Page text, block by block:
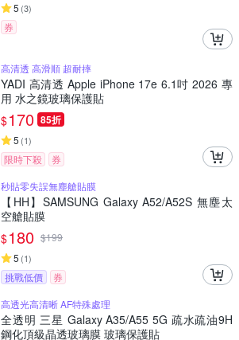
5 (3)
券
高清透 高滑順 超耐摔
YADI 高清透 Apple iPhone 17e 6.1吋 2026 專
用 水之鏡玻璃保護貼
$170 85折
5 (1)
限時下殺
券
秒貼零失誤無塵艙貼膜
【HH】SAMSUNG Galaxy A52/A52S 無塵太
空艙貼膜
$180 $199
5 (1)
挑戰低價
券
高透光高清晰 AF特殊處理
全透明 三星 Galaxy A35/A55 5G 疏水疏油9H
鋼化頂級晶透玻璃膜 玻璃保護貼